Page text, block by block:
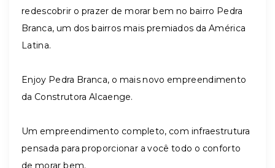
redescobrir o prazer de morar bem no bairro Pedra
Branca, um dos bairros mais premiados da América
Latina.
Enjoy Pedra Branca, o mais novo empreendimento
da Construtora Alcaenge.
Um empreendimento completo, com infraestrutura
pensada para proporcionar a você todo o conforto
de morar bem.